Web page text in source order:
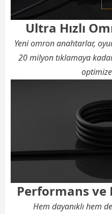
Ultra Hızlı
Yeni omron anahtarlar,
20 milyon tıklamaya
Performans ve
Hem dayanıklı hem